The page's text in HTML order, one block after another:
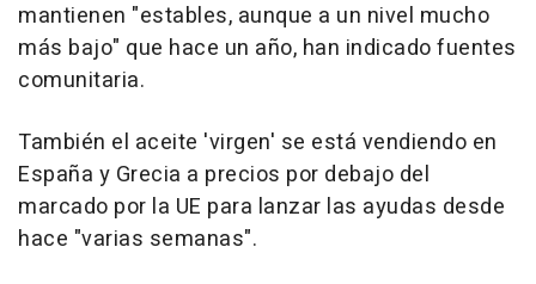
mantienen "estables, aunque a un nivel mucho
más bajo" que hace un año, han indicado fuentes
comunitaria.
También el aceite 'virgen' se está vendiendo en
España y Grecia a precios por debajo del
marcado por la UE para lanzar las ayudas desde
hace "varias semanas".